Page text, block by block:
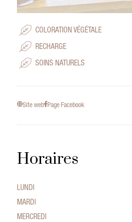
COLORATION VÉGÉTALE
RECHARGE
SOINS NATURELS
Site web Page Facebook
Horaires
LUNDI
MARDI
MERCREDI